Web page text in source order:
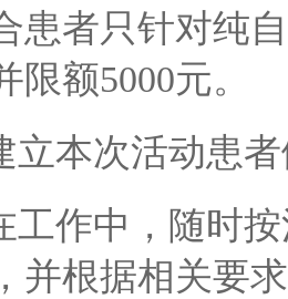
患者只针对纯
限额5000元。
立本次活动患
工作中，随时
并根据相关要